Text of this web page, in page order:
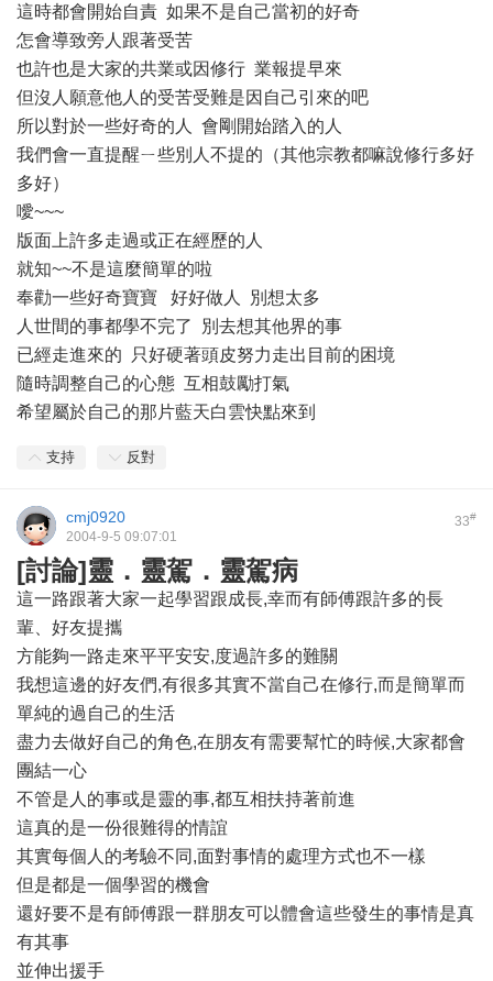
這時都會開始自責 如果不是自己當初的好奇
怎會導致旁人跟著受苦
也許也是大家的共業或因修行 業報提早來
但沒人願意他人的受苦受難是因自己引來的吧
所以對於一些好奇的人 會剛開始踏入的人
我們會一直提醒ㄧ些別人不提的（其他宗教都嘛說修行多好
多好）
噯~~~
版面上許多走過或正在經歷的人
就知~~不是這麼簡單的啦
奉勸一些好奇寶寶 好好做人 別想太多
人世間的事都學不完了 別去想其他界的事
已經走進來的 只好硬著頭皮努力走出目前的困境
隨時調整自己的心態 互相鼓勵打氣
希望屬於自己的那片藍天白雲快點來到
支持 反對
33#
cmj0920
2004-9-5 09:07:01
[討論]靈．靈駕．靈駕病
這一路跟著大家一起學習跟成長,幸而有師傅跟許多的長
輩、好友提攜
方能夠一路走來平平安安,度過許多的難關
我想這邊的好友們,有很多其實不當自己在修行,而是簡單而
單純的過自己的生活
盡力去做好自己的角色,在朋友有需要幫忙的時候,大家都會
團結一心
不管是人的事或是靈的事,都互相扶持著前進
這真的是一份很難得的情誼
其實每個人的考驗不同,面對事情的處理方式也不一樣
但是都是一個學習的機會
還好要不是有師傅跟一群朋友可以體會這些發生的事情是真
有其事
並伸出援手